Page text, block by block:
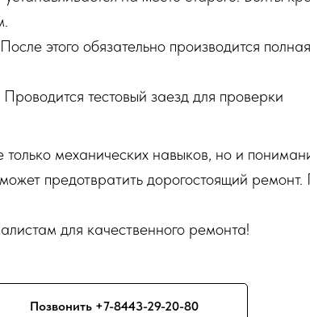
этого обязательно производится
тестовый заезд для проверки
механических навыков, но и
предотвратить дорогостоящий
для качественного ремонта!
Позвонить +7-8443-29-20-80